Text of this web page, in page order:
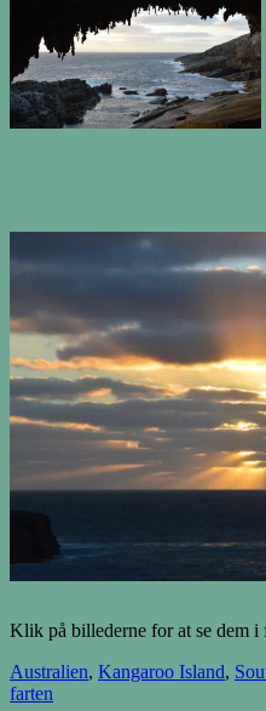
Klik på billederne for at se dem i
Australien, Kangaroo Island,
farten